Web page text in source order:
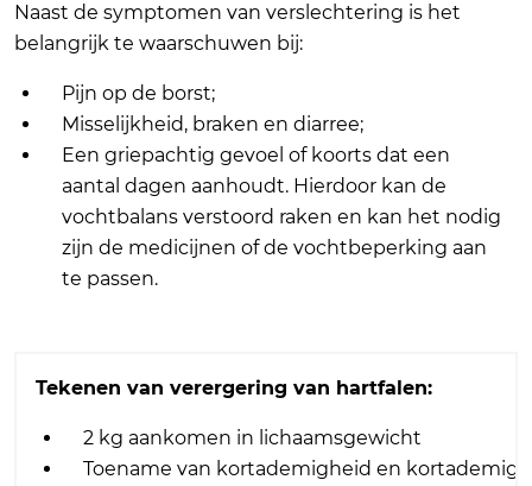
Naast de symptomen van verslechtering is het
belangrijk te waarschuwen bij:
Pijn op de borst;
Misselijkheid, braken en diarree;
Een griepachtig gevoel of koorts dat een
aantal dagen aanhoudt. Hierdoor kan de
vochtbalans verstoord raken en kan het nodig
zijn de medicijnen of de vochtbeperking aan
te passen.
Tekenen van verergering van hartfalen:
2 kg aankomen in lichaamsgewicht
Toename van kortademigheid en